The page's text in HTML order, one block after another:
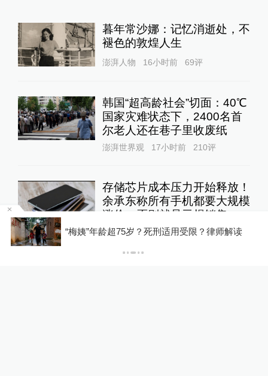
暮年常沙娜：记忆消逝处，不
褪色的敦煌人生
澎湃人物 16小时前 69评
韩国“超高龄社会”切面：40℃
国家灾难状态下，2400名首
尔老人还在巷子里收废纸
澎湃世界观 17小时前 210评
存储芯片成本压力开始释放！
余承东称所有手机都要大规模
涨价，否则就是亏损销售
10%公司 13小时前 56评
“梅姨”年龄超75岁？死刑适用受限？律师解读